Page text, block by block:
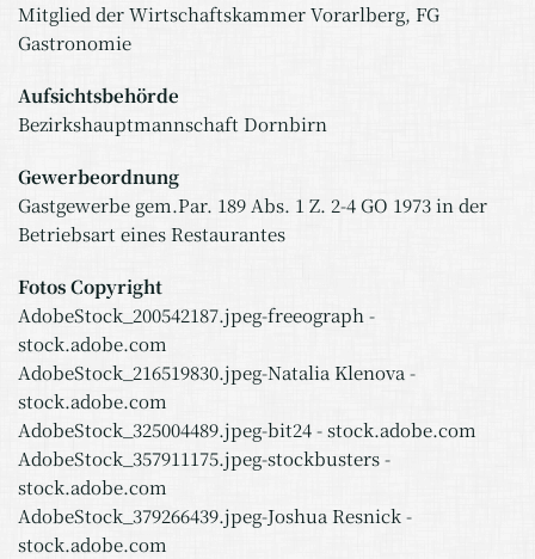
Mitglied der Wirtschaftskammer Vorarlberg, FG
Gastronomie
Aufsichtsbehörde
Bezirkshauptmannschaft Dornbirn
Gewerbeordnung
Gastgewerbe gem.Par. 189 Abs. 1 Z. 2-4 GO 1973 in der
Betriebsart eines Restaurantes
Fotos Copyright
AdobeStock_200542187.jpeg-freeograph -
stock.adobe.com
AdobeStock_216519830.jpeg-Natalia Klenova -
stock.adobe.com
AdobeStock_325004489.jpeg-bit24 - stock.adobe.com
AdobeStock_357911175.jpeg-stockbusters -
stock.adobe.com
AdobeStock_379266439.jpeg-Joshua Resnick -
stock.adobe.com